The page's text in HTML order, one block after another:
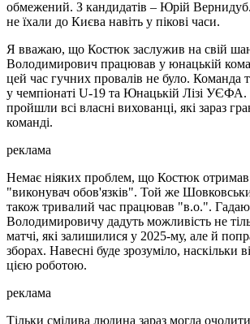
обмежений. З кандидатів – Юрій
не їхали до Києва навіть у пікові часи.
Я вважаю, що Костюк заслужив на свій
Володимирович працював у юнацькій
цей час гучних провалів не було. Команда
у чемпіонаті U-19 та Юнацькій Лізі
пройшли всі власні вихованці, які зараз
команді.
реклама
Немає ніяких проблем, що Костюк
"виконувач обов'язків". Той же
також тривалий час працював "в.о.".
Володимировичу дадуть можливість не
матчі, які залишилися у 2025-му, але й
зборах. Навесні буде зрозуміло, наскільки
цією роботою.
реклама
Тільки смілива людина зараз могла